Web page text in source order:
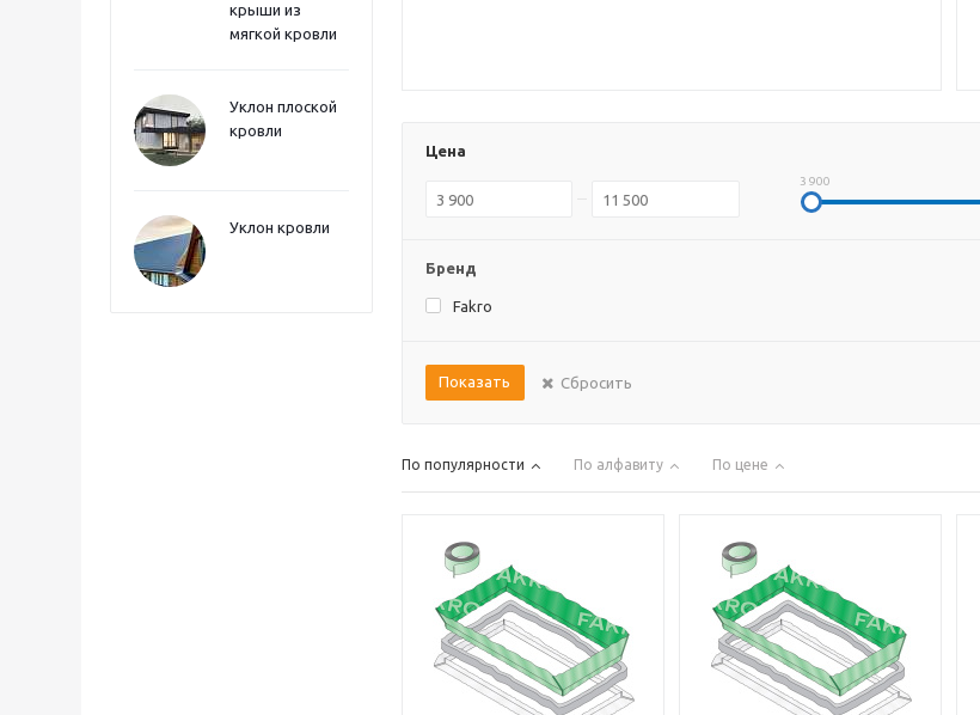
крыши из
мягкой кровли
Уклон плоской
кровли
Уклон кровли
Цена
3 900
Бренд
Fakro
Показать Сбросить
По популярности По алфавиту По цене